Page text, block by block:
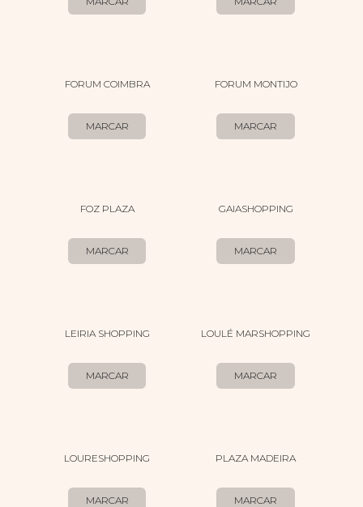
FORUM COIMBRA
MARCAR
FORUM MONTIJO
MARCAR
FOZ PLAZA
MARCAR
GAIASHOPPING
MARCAR
LEIRIA SHOPPING
MARCAR
LOULÉ MARSHOPPING
MARCAR
LOURESHOPPING
MARCAR
PLAZA MADEIRA
MARCAR